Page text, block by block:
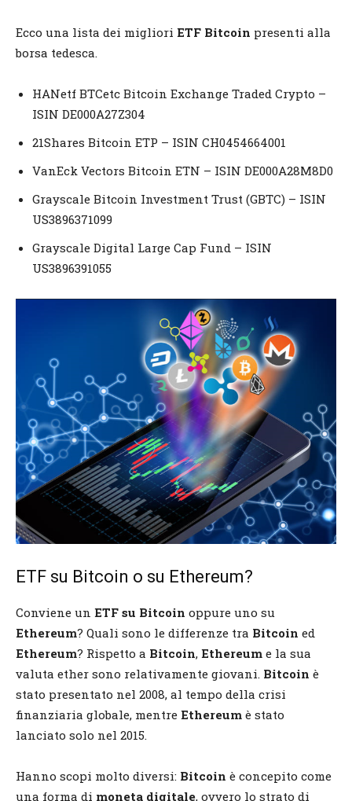
Ecco una lista dei migliori ETF Bitcoin presenti alla
borsa tedesca.
HANetf BTCetc Bitcoin Exchange Traded Crypto –
ISIN DE000A27Z304
21Shares Bitcoin ETP – ISIN CH0454664001
VanEck Vectors Bitcoin ETN – ISIN DE000A28M8D0
Grayscale Bitcoin Investment Trust (GBTC) – ISIN
US3896371099
Grayscale Digital Large Cap Fund – ISIN
US3896391055
ETF su Bitcoin o su Ethereum?
Conviene un ETF su Bitcoin oppure uno su
Ethereum? Quali sono le differenze tra Bitcoin ed
Ethereum? Rispetto a Bitcoin, Ethereum e la sua
valuta ether sono relativamente giovani. Bitcoin è
stato presentato nel 2008, al tempo della crisi
finanziaria globale, mentre Ethereum è stato
lanciato solo nel 2015.
Hanno scopi molto diversi: Bitcoin è concepito come
una forma di moneta digitale, ovvero lo strato di